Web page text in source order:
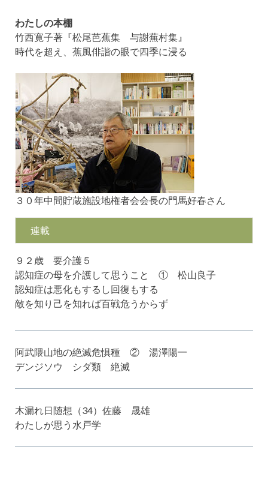
わたしの本棚
竹西寛子著『松尾芭蕉集 与謝蕪村集』
時代を超え、蕉風俳諧の眼で四季に浸る
３０年中間貯蔵施設地権者会会長の門馬好春さん
連載
９２歳 要介護５
認知症の母を介護して思うこと ① 松山良子
認知症は悪化もするし回復もする
敵を知り己を知れば百戦危うからず
阿武隈山地の絶滅危惧種 ② 湯澤陽一
デンジソウ シダ類 絶滅
木漏れ日随想（34）佐藤 晟雄
わたしが思う水戸学